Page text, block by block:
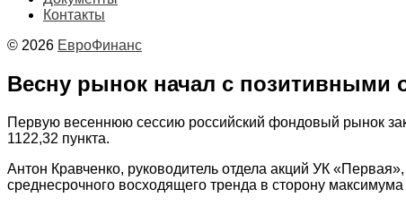
Контакты
© 2026 ЕвроФинанс
Весну рынок начал с позитивными
Первую весеннюю сессию российский фондовый рынок
1122,32 пункта.
Антон Кравченко, руководитель отдела акций УК
среднесрочного восходящего тренда в сторону